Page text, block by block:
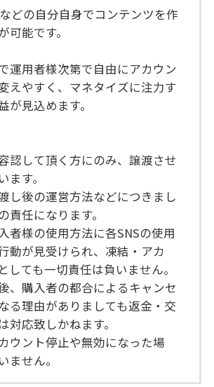
どの自分自身でコンテンツを作
可能です。
運用者様次第で自由にアカウン
えやすく、マネタイズに注力す
が見込めます。
認して頂く方にのみ、譲渡させ
ます。
し後の運営方法などにつきまし
責任になります。
者様の使用方法に各SNSの使用
動が見受けられ、凍結・アカ
しても一切責任は負いません。
、購入者の都合によるキャンセ
る理由がありましても返金・交
対応致しかねます。
ウント停止や無効になった場
ません。